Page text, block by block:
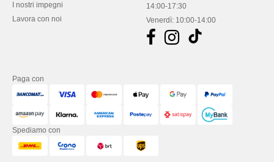
I nostri impegni
Lavora con noi
14:00-17:30
Venerdì: 10:00-14:00
Paga con
Spediamo con